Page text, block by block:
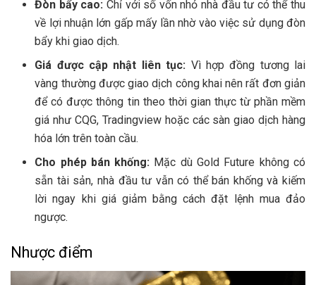
Đòn bẩy cao: Chỉ với số vốn nhỏ nhà đầu tư có thể thu
về lợi nhuận lớn gấp mấy lần nhờ vào việc sử dụng đòn
bẩy khi giao dịch.
Giá được cập nhật liên tục: Vì hợp đồng tương lai
vàng thường được giao dịch công khai nên rất đơn giản
để có được thông tin theo thời gian thực từ phần mềm
giá như CQG, Tradingview hoặc các sàn giao dịch hàng
hóa lớn trên toàn cầu.
Cho phép bán khống: Mặc dù Gold Future không có
sẵn tài sản, nhà đầu tư vẫn có thể bán khống và kiếm
lời ngay khi giá giảm bằng cách đặt lệnh mua đảo
ngược.
Nhược điểm